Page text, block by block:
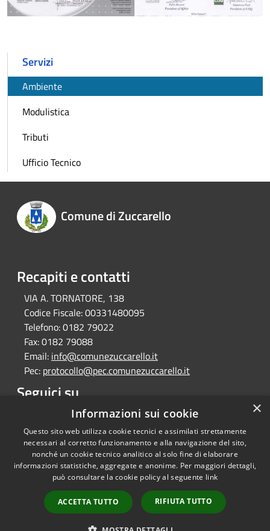
Servizi
Ambiente
Modulistica
Tributi
Ufficio Tecnico
Comune di Zuccarello
Recapiti e contatti
VIA A. TORNATORE, 138
Codice Fiscale:00331480095
Telefono:0182 79022
Fax:0182 79088
Email: info@comunezuccarello.it
Pec: protocollo@pec.comunezuccarello.it
Seguici su
Facebook
RSS
Accessibilità
Copyright © 2026 • Comune di
Zuccarello • Powered by
Municipium•
Accesso
redazione
×
Informazioni sui cookie
Questo sito web utilizza cookie tecnici e assimilati strettamente
necessari al corretto funzionamento e alla navigazione del sito,
nonché un cookie tecnico analitico al solo fine di elaborare
informazioni statistiche, aggregate e anonime. Per maggiori dettagli,
può consultare la cookie policy al seguente link
ACCETTA TUTTO RIFIUTA TUTTO